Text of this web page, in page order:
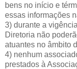
bens no início e
essas informações
3) durante a
Diretoria não
atuantes no âmbito
4) nenhum
prestados à